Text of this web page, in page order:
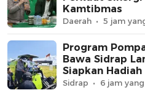
Kamtibmas
Daerah 5 jam
Program
Bawa Sidrap
Siapkan
Berprestasi
Sidrap 6 jam